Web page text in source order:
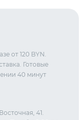
от 120 BYN.
Готовые
40 минут
41.